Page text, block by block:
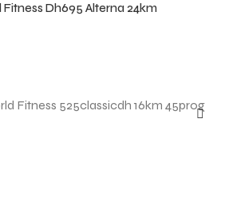
Dh695 Alterna 24km